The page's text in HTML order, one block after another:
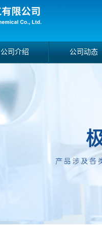
公司介绍 公司动态